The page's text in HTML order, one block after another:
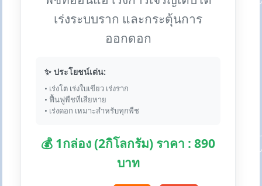
เร่งระบบราก และกระตุ้นการ
ออกดอก
✨ ประโยชน์เด่น:
• เร่งโต เร่งใบเขียว เร่งราก
• ฟื้นฟูพืชที่เสียหาย
• เร่งดอก เหมาะสำหรับทุกพืช
💰 1กล่อง (2กิโลกรัม) ราคา : 890
บาท